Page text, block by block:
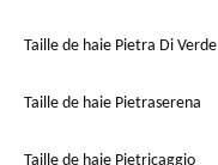
Taille de haie Pietra Di Verde
Taille de haie Pietraserena
Taille de haie Pietricaggio